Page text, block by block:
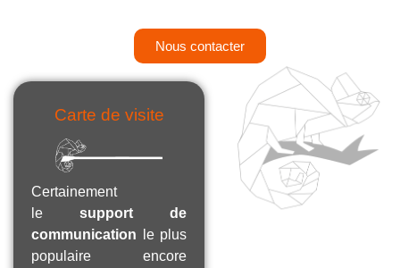
Nous contacter
Carte de visite
Certainement
lesupport de
communication le plus
populaire encore